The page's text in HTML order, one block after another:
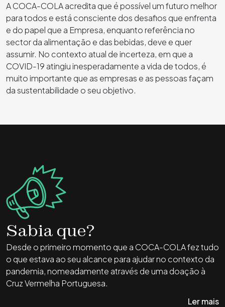
A COCA-COLA acredita que é possível um futuro melhor
para todos e está consciente dos desafios que enfrenta
e do papel que a Empresa, enquanto referência no
sector da alimentação e das bebidas, deve e quer
assumir. No contexto atual de incerteza, em que a
COVID-19 atingiu inesperadamente a vida de todos, é
muito importante que as empresas e as pessoas façam
da sustentabilidade o seu objetivo.
Sabia que?
Desde o primeiro momento que a COCA-COLA fez tudo
o que estava ao seu alcance para ajudar no contexto da
pandemia, nomeadamente através de uma doação à
Cruz Vermelha Portuguesa.
Ler mais